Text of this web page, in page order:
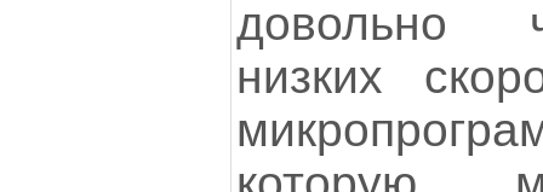
довольно
низких